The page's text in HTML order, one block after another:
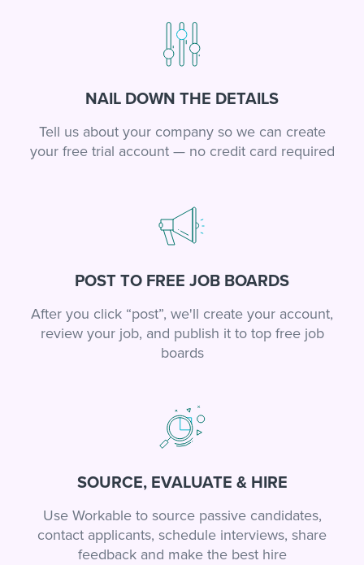
NAIL DOWN THE DETAILS
Tell us about your company so we can create
your free trial account — no credit card required
POST TO FREE JOB BOARDS
After you click “post”, we'll create your account,
review your job, and publish it to top free job
boards
SOURCE, EVALUATE & HIRE
Use Workable to source passive candidates,
contact applicants, schedule interviews, share
feedback and make the best hire